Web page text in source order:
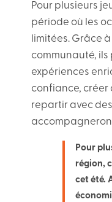
Pour plusieurs
période où les
limitées. Grâce
communauté, ils
expériences
confiance, créer
repartir avec
Pour
région,
cet été.